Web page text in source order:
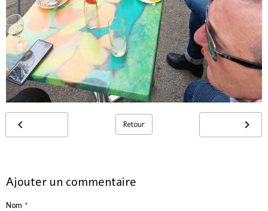
Retour
Ajouter un commentaire
Nom